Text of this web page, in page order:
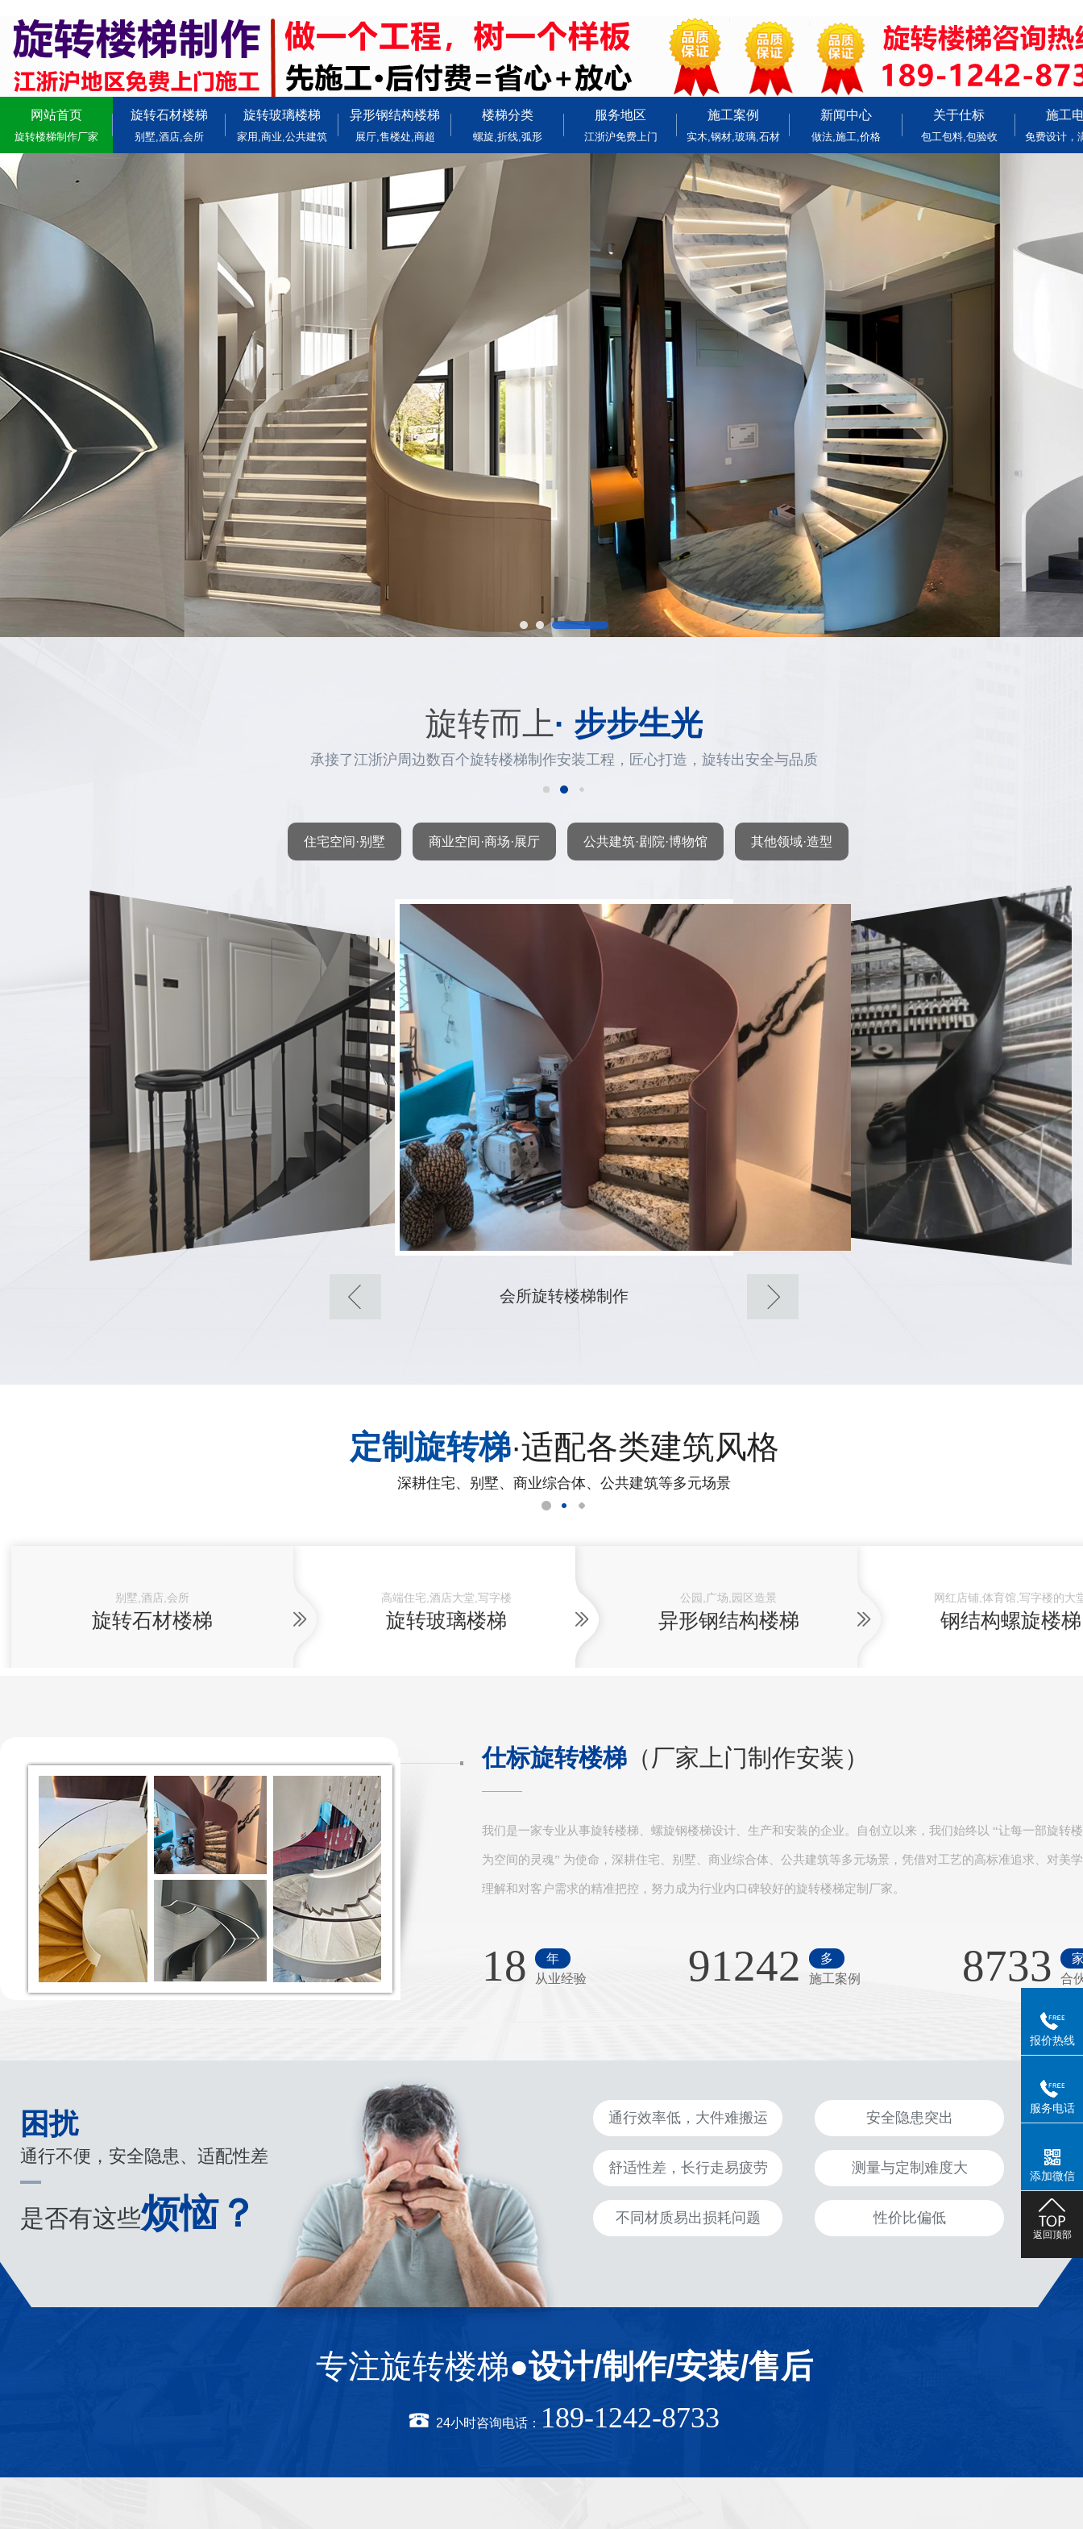
网站首页
旋转楼梯制作厂家
旋转石材楼梯
别墅,酒店,会所
旋转玻璃楼梯
家用,商业,公共建筑
异形钢结构楼梯
展厅,售楼处,商超
楼梯分类
螺旋,折线,弧形
服务地区
江浙沪免费上门
施工案例
实木,钢材,玻璃,石材
新闻中心
做法,施工,价格
关于仕标
包工包料,包验收
施工
免费设计，
旋转而上· 步步生光
承接了江浙沪周边数百个旋转楼梯制作安装工程，匠心打造，旋转出安全与品质
住宅空间·别墅 商业空间·商场·展厅 公共建筑·剧院·博物馆 其他领域·造型
酒庄旋转楼梯制作
定制旋转梯·适配各类建筑风格
深耕住宅、别墅、商业综合体、公共建筑等多元场景
别墅,酒店,会所
旋转石材楼梯
高端住宅,酒店大堂,写字楼
旋转玻璃楼梯
公园,广场,园区造景
异形钢结构楼梯
网红店铺,体育馆,写字楼的大
钢结构螺旋楼梯
仕标旋转楼梯 （厂家上门制作安装）
我们是一家专业从事旋转楼梯、螺旋钢楼梯设计、生产和安装的企业。自创立以来，我们始终以 “让每一部旋转
为空间的灵魂” 为使命，深耕住宅、别墅、商业综合体、公共建筑等多元场景，凭借对工艺的高标准追求、对美
理解和对客户需求的精准把控，努力成为行业内口碑较好的旋转楼梯定制厂家。​
18
年
从业经验
91242
多
施工案例
8733
合
困扰
通行不便，安全隐患、适配性差
是否有这些烦恼？
通行效率低，大件难搬运 安全隐患突出
舒适性差，长行走易疲劳 测量与定制难度大
不同材质易出损耗问题 性价比偏低
专注旋转楼梯●设计/制作/安装/售后
24小时咨询电话： 189-1242-8733
报价热线
服务电话
添加微信
返回顶部